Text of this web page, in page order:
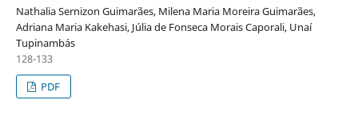
Nathalia Sernizon Guimarães, Milena Maria Moreira Guimarães,
Adriana Maria Kakehasi, Júlia de Fonseca Morais Caporali, Unaí
Tupinambás
128-133
PDF